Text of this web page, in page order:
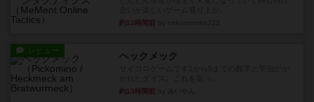
レビュー
サイコロゲームです1から5までの数字と芋虫がか
約13時間前 by みいやん
レビュー
超有名なゲームですが、初めてプレイしました。1